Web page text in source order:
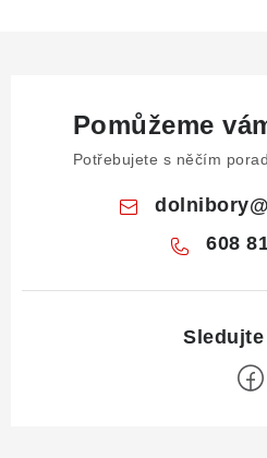
Pomůžeme
Potřebujete s něčím
dolnibory@
608